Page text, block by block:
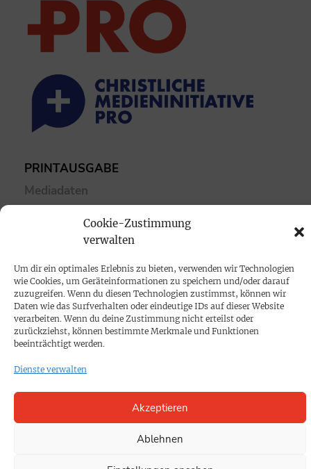
Cookie-Zustimmung
verwalten
Um dir ein optimales Erlebnis zu bieten, verwenden wir Technologien
wie Cookies, um Geräteinformationen zu speichern und/oder darauf
zuzugreifen. Wenn du diesen Technologien zustimmst, können wir
Daten wie das Surfverhalten oder eindeutige IDs auf dieser Website
verarbeiten. Wenn du deine Zustimmung nicht erteilst oder
zurückziehst, können bestimmte Merkmale und Funktionen
beeinträchtigt werden.
Dienste verwalten
Akzeptieren
Ablehnen
PRINTAUSGABE
Mediadaten
PROKOMPAKT
SPENDEN
Datenschutz
KONTAKT
Cookie-Richtlinie